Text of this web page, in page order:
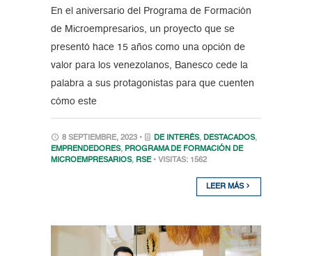
En el aniversario del Programa de Formación
de Microempresarios, un proyecto que se
presentó hace 15 años como una opción de
valor para los venezolanos, Banesco cede la
palabra a sus protagonistas para que cuenten
cómo este
8 SEPTIEMBRE, 2023 • DE INTERÉS, DESTACADOS,
EMPRENDEDORES, PROGRAMA DE FORMACIÓN DE
MICROEMPRESARIOS, RSE • VISITAS: 1562
LEER MÁS